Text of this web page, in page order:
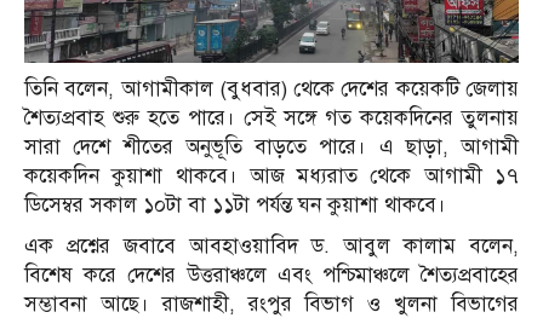
তিনি বলেন, আগামীকাল (বুধবার) থেকে দেশের কয়েকটি জেলায়
শৈত্যপ্রবাহ শুরু হতে পারে। সেই সঙ্গে গত কয়েকদিনের তুলনায়
সারা দেশে শীতের অনুভূতি বাড়তে পারে। এ ছাড়া, আগামী
কয়েকদিন কুয়াশা থাকবে। আজ মধ্যরাত থেকে আগামী ১৭
ডিসেম্বর সকাল ১০টা বা ১১টা পর্যন্ত ঘন কুয়াশা থাকবে।
এক প্রশ্নের জবাবে আবহাওয়াবিদ ড. আবুল কালাম বলেন,
বিশেষ করে দেশের উত্তরাঞ্চলে এবং পশ্চিমাঞ্চলে শৈত্যপ্রবাহের
সম্ভাবনা আছে। রাজশাহী, রংপুর বিভাগ ও খুলনা বিভাগের